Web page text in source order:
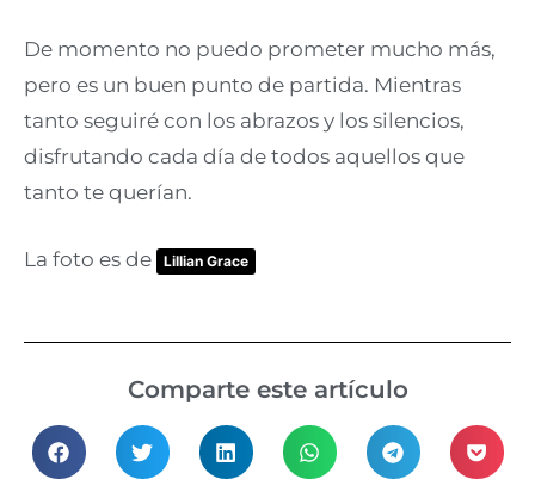
De momento no puedo prometer mucho más,
pero es un buen punto de partida. Mientras
tanto seguiré con los abrazos y los silencios,
disfrutando cada día de todos aquellos que
tanto te querían.
La foto es de Lillian Grace
Comparte este artículo